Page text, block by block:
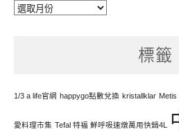
每
標籤
1/3 a life官網 happygo點數兌換 kristallklar Metis
愛料理市集 Tefal 特福 鮮呼吸速燉萬用快鍋4L